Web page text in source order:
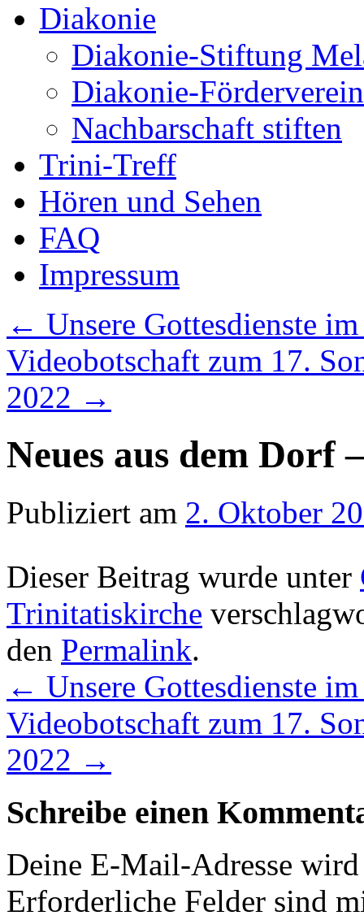
Diakonie
Diakonie-Stiftung
Diakonie-
Nachbarschaft stiften
Trini-Treff
Hören und Sehen
FAQ
Impressum
← Unsere Gottesdienste
Videobotschaft zum 17.
2022 →
Neues aus dem Dorf
Publiziert am 2. Oktober
Dieser Beitrag wurde unter
Trinitatiskirche
den Permalink.
← Unsere Gottesdienste
Videobotschaft zum 17.
2022 →
Schreibe einen
Deine E-Mail-Adresse
Erforderliche Felder sind